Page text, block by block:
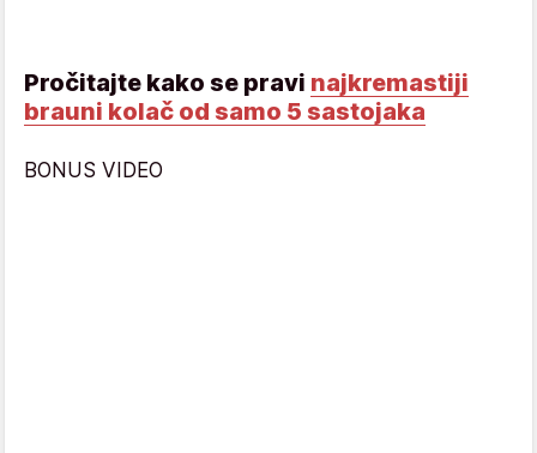
Pročitajte kako se pravi najkremastiji
brauni kolač od samo 5 sastojaka
BONUS VIDEO